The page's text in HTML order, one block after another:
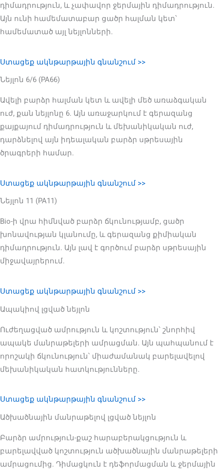
դիմադրություն, և չափավոր ջերմային դիմադրություն.
Այն ունի համեմատաբար ցածր հալման կետ՝
համեմատած այլ նեյլոնների.
Ստացեք ակնթարթային գնանշում >>
Նեյլոն 6/6 (PA66)
Ավելի բարձր հալման կետ և ավելի մեծ առաձգական
ուժ, քան նեյլոնը 6. Այն առաջարկում է գերազանց
քայքայում դիմադրություն և մեխանիկական ուժ,
դարձնելով այն իդեալական բարձր սթրեսային
ծրագրերի համար.
Ստացեք ակնթարթային գնանշում >>
Նեյլոն 11 (PA11)
Bio-ի վրա հիմնված բարձր ճկունությամբ, ցածր
խոնավության կլանումը, և գերազանց քիմիական
դիմադրություն. Այն լավ է գործում բարձր սթրեսային
միջավայրերում.
Ստացեք ակնթարթային գնանշում >>
Ապակիով լցված նեյլոն
Ուժեղացված ամրություն և կոշտություն՝ շնորհիվ
ապակե մանրաթելերի ամրացման. Այն պահպանում է
որոշակի ճկունություն՝ միաժամանակ բարելավելով
մեխանիկական հատկությունները.
Ստացեք ակնթարթային գնանշում >>
Ածխածնային մանրաթելով լցված նեյլոն
Բարձր ամրություն-քաշ հարաբերակցություն և
բարելավված կոշտություն ածխածնային մանրաթելերի
ամրացումից. Դիմացկուն է դեֆորմացման և ջերմային